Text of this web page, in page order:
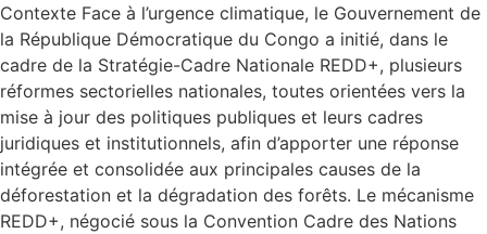
Contexte Face à l’urgence climatique, le Gouvernement de
la République Démocratique du Congo a initié, dans le
cadre de la Stratégie-Cadre Nationale REDD+, plusieurs
réformes sectorielles nationales, toutes orientées vers la
mise à jour des politiques publiques et leurs cadres
juridiques et institutionnels, afin d’apporter une réponse
intégrée et consolidée aux principales causes de la
déforestation et la dégradation des forêts. Le mécanisme
REDD+, négocié sous la Convention Cadre des Nations